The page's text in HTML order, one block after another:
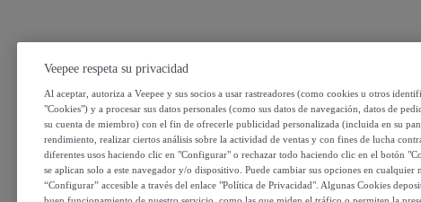
Pulsera Charm
2,60 €
6,50 €
Veepee respeta su privacidad
Al aceptar, autoriza a Veepee y sus socios a usar rastreadores (como cookies u otros
"Cookies") y a procesar sus datos personales (como sus datos de navegación, datos de
su cuenta de miembro) con el fin de ofrecerle publicidad personalizada (incluida en su
rendimiento, realizar ciertos análisis sobre la actividad de ventas y con fines de lucha
diferentes usos haciendo clic en "Configurar" o rechazar todo haciendo clic en el botón
se aplican solo a este navegador y/o dispositivo. Puede cambiar sus opciones en
“Configurar” accesible a través del enlace "Política de Privacidad". Algunas Cookies